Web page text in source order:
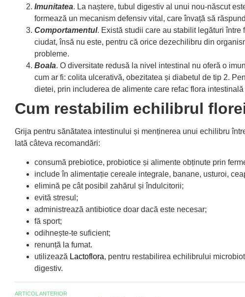
Imunitatea. La naștere, tubul digestiv al unui nou-născut
formează un mecanism defensiv vital, care învață să
Comportamentul. Există studii care au stabilit legături
ciudat, însă nu este, pentru că orice dezechilibru din
probleme.
Boala. O diversitate redusă la nivel intestinal nu oferă o
cum ar fi: colita ulcerativă, obezitatea și diabetul de tip 2.
dietei, prin includerea de alimente care refac flora
Cum restabilim echilibrul
Grija pentru sănătatea intestinului și menținerea unui echilibru
Iată câteva recomandări:
consumă prebiotice, probiotice și alimente obținute prin
include în alimentație cereale integrale, banane, usturoi,
elimină pe cât posibil zahărul și îndulcitorii;
evită stresul;
administrează antibiotice doar dacă este necesar;
fă sport;
odihnește-te suficient;
renunță la fumat.
utilizează Lactoflora, pentru restabilirea echilibrului
digestiv.
ARTICOL ANTERIOR